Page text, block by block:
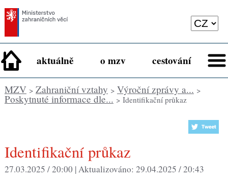
aktuálně o mzv cestování
MZV> Zahraniční vztahy > Výroční zprávy a... >
Poskytnuté informace dle... > Identifikační průkaz
Identifikační průkaz
27.03.2025 / 20:00 |Aktualizováno: 29.04.2025 / 20:43